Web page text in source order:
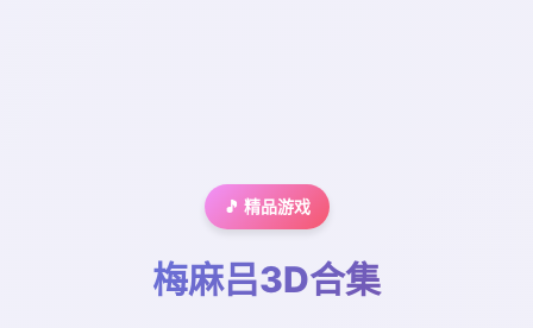
🎵 精品游戏
梅麻吕3D合集